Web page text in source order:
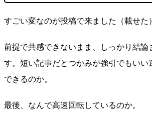
すごい変なのが投稿で来ました（載せた
前提で共感できないまま、しっかり結論
す。短い記事だとつかみが強引でもいい
できるのか。
最後、なんで高速回転しているのか。